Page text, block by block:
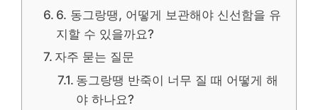
6. 동그랑땡, 어떻게 보관해야 신선함을 유
지할 수 있을까요?
자주 묻는 질문
동그랑땡 반죽이 너무 질 때 어떻게 해
야 하나요?